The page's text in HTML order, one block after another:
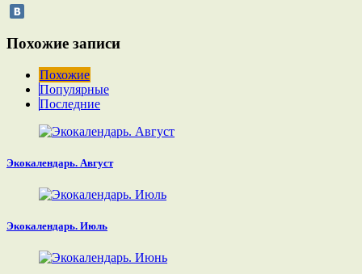
Похожие записи
Похожие
Популярные
Последние
Экокалендарь. Август
Экокалендарь. Июль